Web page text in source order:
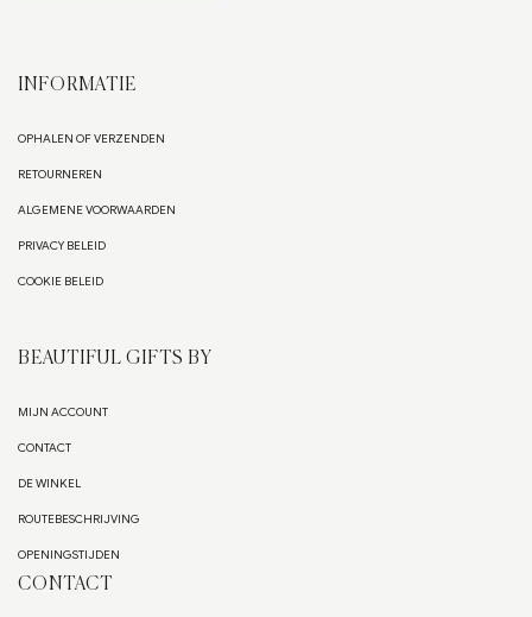
INFORMATIE
OPHALEN OF VERZENDEN
RETOURNEREN
ALGEMENE VOORWAARDEN
PRIVACY BELEID
COOKIE BELEID
BEAUTIFUL GIFTS BY
MIJN ACCOUNT
CONTACT
DE WINKEL
ROUTEBESCHRIJVING
OPENINGSTIJDEN
CONTACT